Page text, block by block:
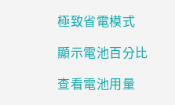
焦點訊息
銷售門市
銷售通路
支援服務
VIVELAND
極致省電模式
顯示電池百分比
查看電池用量